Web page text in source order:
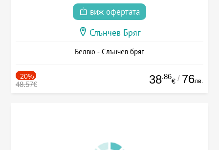
виж офертата
Слънчев Бряг
Белвю - Слънчев бряг
-20%
48.57€ 38.86
€ / 76лв.